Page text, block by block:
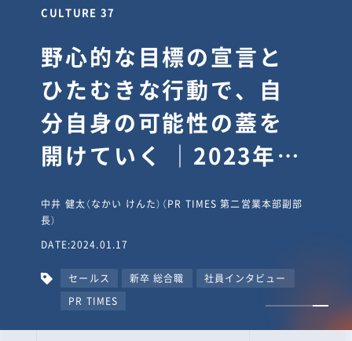
CULTURE 30
逆境では自分のスタン
スを変え“予想を裏切
り、期待を超える”【真
輔塾・前編】
山田真輔（やまだ しんすけ）（執行役員 兼 Jooto事業部
長）
DATE:2023.09.08
カルチャー CxO キャリア入社 Jooto